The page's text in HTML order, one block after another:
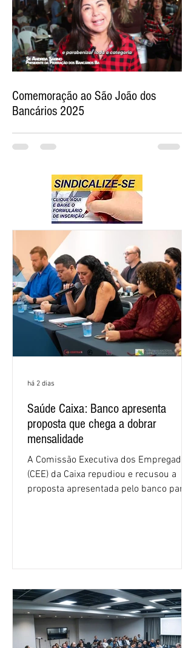
Comemoração ao São João dos
Bancários 2025
Saúde Caixa: Banco apresenta
proposta que chega a dobrar
mensalidade
A Comissão Executiva dos Empregados
(CEE) da Caixa repudiou e recusou a
proposta apresentada pelo banco para o
negociações das empregadas e dos
empregados exigiram que a Caixa refaça
os cálculos e apresente uma nova
proposta. O entendimento é que a
há 2 dias